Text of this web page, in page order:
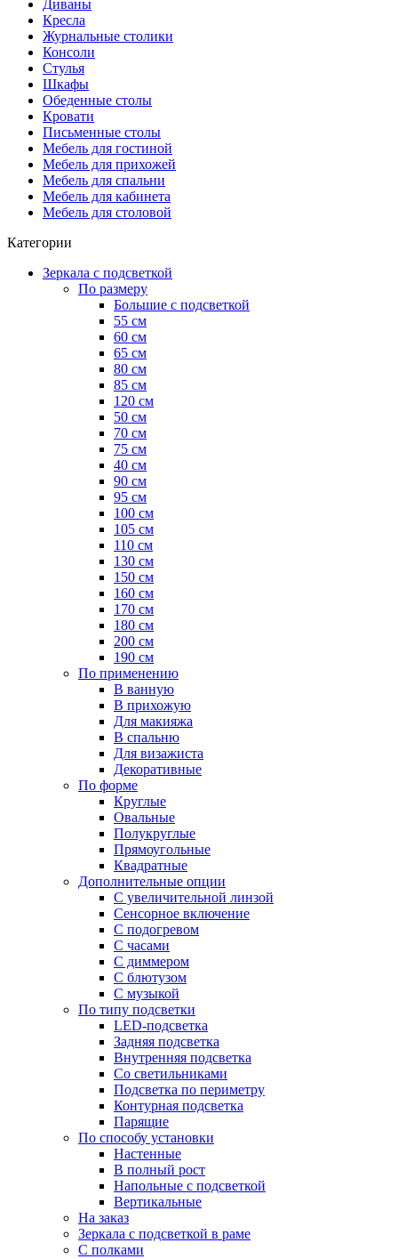
Диваны
Кресла
Журнальные столики
Консоли
Стулья
Шкафы
Обеденные столы
Кровати
Письменные столы
Мебель для гостиной
Мебель для прихожей
Мебель для спальни
Мебель для кабинета
Мебель для столовой
Категории
Зеркала с подсветкой
По размеру
Большие с подсветкой
55 см
60 см
65 см
80 см
85 см
120 см
50 см
70 см
75 см
40 см
90 см
95 см
100 см
105 см
110 см
130 см
150 см
160 см
170 см
180 см
200 см
190 см
По применению
В ванную
В прихожую
Для макияжа
В спальню
Для визажиста
Декоративные
По форме
Круглые
Овальные
Полукруглые
Прямоугольные
Квадратные
Дополнительные опции
C увеличительной линзой
Сенсорное включение
С подогревом
С часами
С диммером
С блютузом
С музыкой
По типу подсветки
LED-подсветка
Задняя подсветка
Внутренняя подсветка
Со светильниками
Подсветка по периметру
Контурная подсветка
Парящие
По способу установки
Настенные
В полный рост
Напольные с подсветкой
Вертикальные
На заказ
Зеркала с подсветкой в раме
С полками